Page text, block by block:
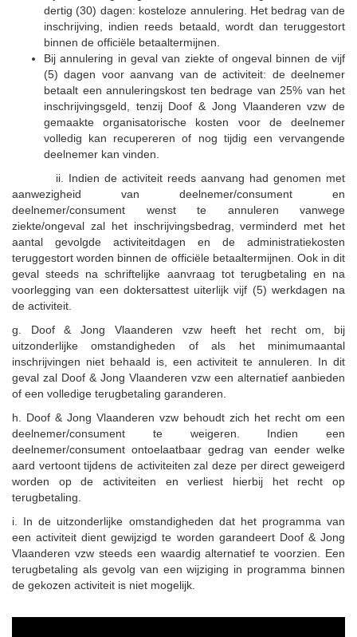
dertig (30) dagen: kosteloze annulering. Het bedrag van de
inschrijving, indien reeds betaald, wordt dan teruggestort
binnen de officiële betaaltermijnen.
Bij annulering in geval van ziekte of ongeval binnen de vijf
(5) dagen voor aanvang van de activiteit: de deelnemer
betaalt een annuleringskost ten bedrage van 25% van het
inschrijvingsgeld, tenzij Doof & Jong Vlaanderen vzw de
gemaakte organisatorische kosten voor de deelnemer
volledig kan recupereren of nog tijdig een vervangende
deelnemer kan vinden.
ii. Indien de activiteit reeds aanvang had genomen met
aanwezigheid van deelnemer/consument en
deelnemer/consument wenst te annuleren vanwege
ziekte/ongeval zal het inschrijvingsbedrag, verminderd met het
aantal gevolgde activiteitdagen en de administratiekosten
teruggestort worden binnen de officiële betaaltermijnen. Ook in dit
geval steeds na schriftelijke aanvraag tot terugbetaling en na
voorlegging van een doktersattest uiterlijk vijf (5) werkdagen na
de activiteit.
g. Doof & Jong Vlaanderen vzw heeft het recht om, bij
uitzonderlijke omstandigheden of als het minimumaantal
inschrijvingen niet behaald is, een activiteit te annuleren. In dit
geval zal Doof & Jong Vlaanderen vzw een alternatief aanbieden
of een volledige terugbetaling garanderen.
h. Doof & Jong Vlaanderen vzw behoudt zich het recht om een
deelnemer/consument te weigeren. Indien een
deelnemer/consument ontoelaatbaar gedrag van eender welke
aard vertoont tijdens de activiteiten zal deze per direct geweigerd
worden op de activiteiten en verliest hierbij het recht op
terugbetaling.
i. In de uitzonderlijke omstandigheden dat het programma van
een activiteit dient gewijzigd te worden garandeert Doof & Jong
Vlaanderen vzw steeds een waardig alternatief te voorzien. Een
terugbetaling als gevolg van een wijziging in programma binnen
de gekozen activiteit is niet mogelijk.